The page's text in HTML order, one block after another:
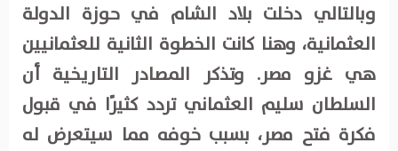
وبالتالي دخلت بلاد الشام في حوزة الدولة
العثمانية، وهنا كانت الخطوة الثانية للعثمانيين
هي غزو مصر. وتذكر المصادر التاريخية أن
السلطان سليم العثماني تردد كثيرًا في قبول
فكرة فتح مصر، بسبب خوفه مما سيتعرض له